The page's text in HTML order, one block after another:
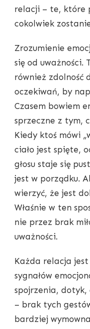
relacji – te, które
cokolwiek
Zrozumienie
się od uważności.
również zdolność
oczekiwań, by
Czasem bowiem
sprzeczne z tym,
Kiedy ktoś mówi
ciało jest spięte,
głosu staje się
jest w porządku.
wierzyć, że jest
Właśnie w ten
nie przez brak
uważności.
Każda relacja
sygnałów
spojrzenia, dotyk,
– brak tych
bardziej